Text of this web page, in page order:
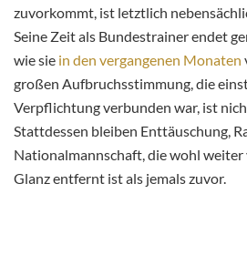
zuvorkommt, ist letztlich
Seine Zeit als Bundestrainer endet
wie sie in den vergangenen Monaten
großen Aufbruchsstimmung, die
Verpflichtung verbunden war, ist
Stattdessen bleiben Enttäuschung,
Nationalmannschaft, die wohl
Glanz entfernt ist als jemals zuvor.